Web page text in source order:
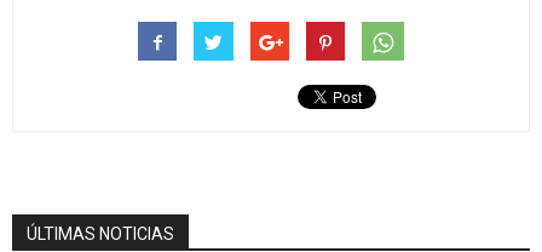
ÚLTIMAS NOTICIAS